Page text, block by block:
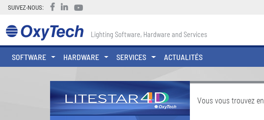
SUIVEZ-NOUS:
Lighting Software, Hardware and Services
SOFTWARE HARDWARE SERVICES ACTUALITÉS
Vous vous trouvez en